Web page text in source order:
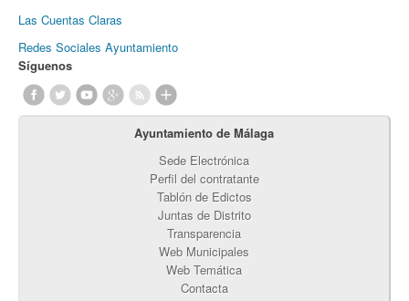
Las Cuentas Claras
Redes Sociales Ayuntamiento
Síguenos
Ayuntamiento de Málaga
Sede Electrónica
Perfil del contratante
Tablón de Edictos
Juntas de Distrito
Transparencia
Web Municipales
Web Temática
Contacta